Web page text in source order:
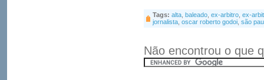
Tags: alta baleado ex-arbitro ex-
jornalista oscar roberto godoi são
Não encontrou o que